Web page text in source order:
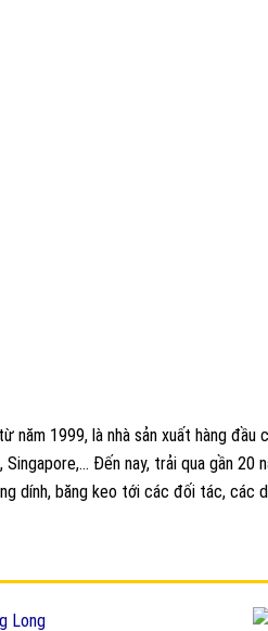
năm 1999, là nhà sản xuất hàng
Singapore,… Đến nay, trải qua gần
dính, băng keo tới các đối tác, các